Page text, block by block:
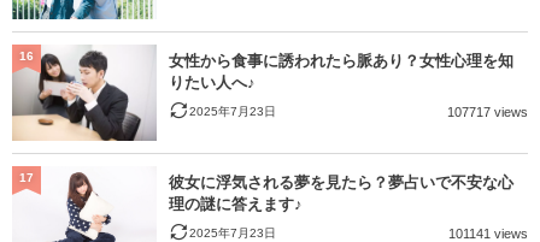
女性から食事に誘われたら脈あり？女性心理を知
りたい人へ♪
2025年7月23日 107717 views
16
彼女に浮気される夢を見たら？夢占いで不安な心
理の謎に答えます♪
2025年7月23日 101141 views
17